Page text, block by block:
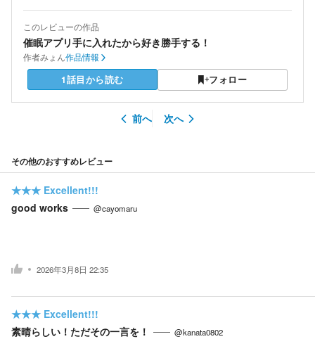
このレビューの作品
催眠アプリ手に入れたから好き勝手する！
作者みょん作品情報
1話目から読む フォロー
前へ 次へ
その他のおすすめレビュー
★★★ Excellent!!!
good works
@cayomaru
2026年3月8日 22:35
★★★ Excellent!!!
素晴らしい！ただその一言を！
@kanata0802